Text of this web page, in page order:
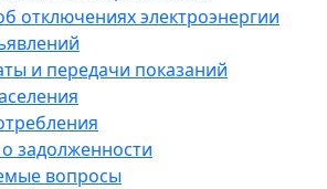
отключениях электроэнергии
и передачи показаний
задолженности
вопросы